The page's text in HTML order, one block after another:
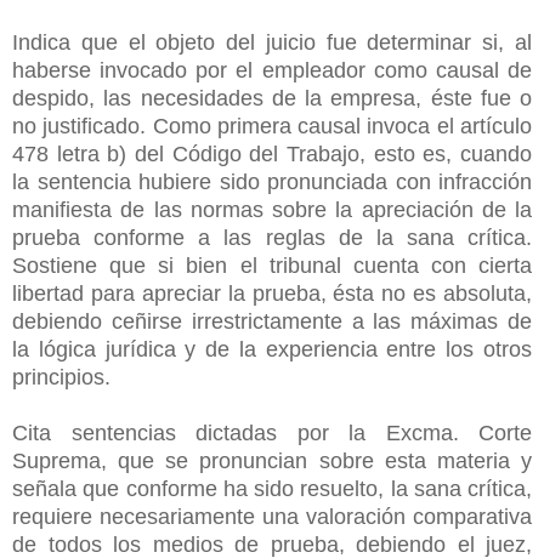
Indica que el objeto del juicio fue determinar si, al
haberse invocado por el empleador como causal de
despido, las necesidades de la empresa, éste fue o
no justificado. Como primera causal invoca el artículo
478 letra b) del Código del Trabajo, esto es, cuando
la sentencia hubiere sido pronunciada con infracción
manifiesta de las normas sobre la apreciación de la
prueba conforme a las reglas de la sana crítica.
Sostiene que si bien el tribunal cuenta con cierta
libertad para apreciar la prueba, ésta no es absoluta,
debiendo ceñirse irrestrictamente a las máximas de
la lógica jurídica y de la experiencia entre los otros
principios.
Cita sentencias dictadas por la Excma. Corte
Suprema, que se pronuncian sobre esta materia y
señala que conforme ha sido resuelto, la sana crítica,
requiere necesariamente una valoración comparativa
de todos los medios de prueba, debiendo el juez,